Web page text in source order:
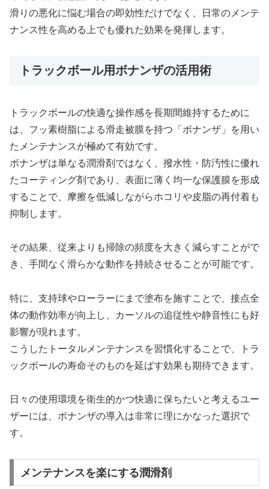
滑りの悪化に悩む場合の即効性だけでなく、日常のメンテ
ナンス性を高める上でも優れた効果を発揮します。
トラックボール用ボナンザの活用術
トラックボールの快適な操作感を長期間維持するために
は、フッ素樹脂による滑走被膜を持つ「ボナンザ」を用い
たメンテナンスが極めて有効です。
ボナンザは単なる潤滑剤ではなく、撥水性・防汚性に優れ
たコーティング剤であり、表面に薄く均一な保護膜を形成
することで、摩擦を低減しながらホコリや皮脂の再付着も
抑制します。
その結果、従来よりも掃除の頻度を大きく減らすことがで
き、手間なく滑らかな動作を持続させることが可能です。
特に、支持球やローラーにまで塗布を施すことで、接点全
体の動作効率が向上し、カーソルの追従性や静音性にも好
影響が現れます。
こうしたトータルメンテナンスを習慣化することで、トラ
ックボールの寿命そのものを延ばす効果も期待できます。
日々の使用環境を衛生的かつ快適に保ちたいと考えるユー
ザーには、ボナンザの導入は非常に理にかなった選択で
す。
メンテナンスを楽にする潤滑剤